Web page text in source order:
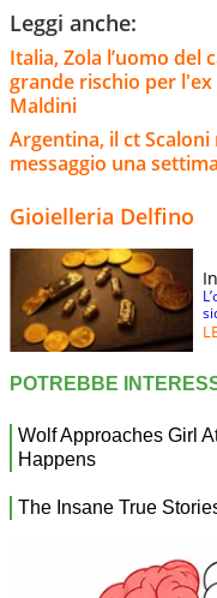
Leggi anche:
Italia, Zola l’uomo del
grande rischio per
Maldini
Argentina, il ct
messaggio una
Gioielleria Delfino